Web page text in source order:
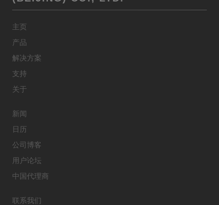
主页
产品
解决方案
支持
关于
新闻
日历
公司博客
用户论坛
中国代理商
联系我们